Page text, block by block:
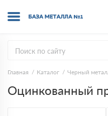
Главная Каталог Черный
Оцинкованный